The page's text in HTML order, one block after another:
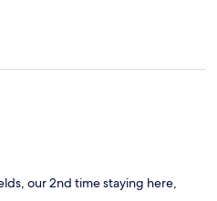
our 2nd time staying here,